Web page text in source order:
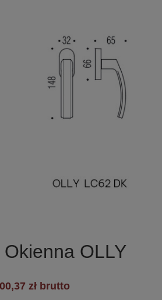
Szybki podgląd OLLY
zł brutto